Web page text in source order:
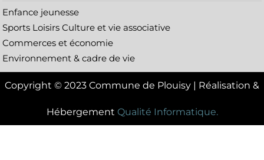
Enfance jeunesse
Sports Loisirs Culture et vie associative
Commerces et économie
Environnement & cadre de vie
Copyright © 2023 Commune de Plouisy | Réalisation &
Hébergement Qualité Informatique.